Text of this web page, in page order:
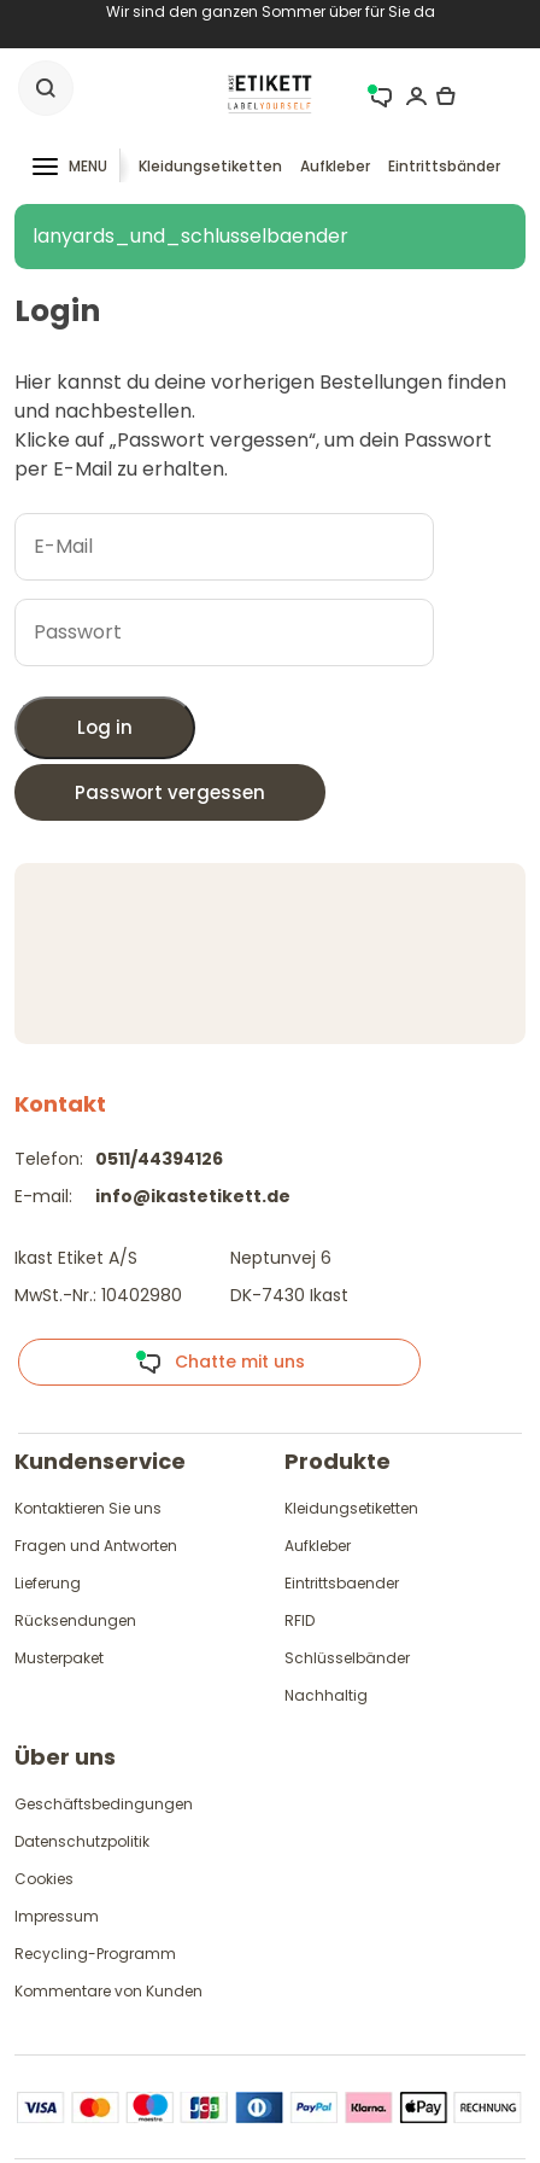
Wir sind den ganzen Sommer über für Sie da
MENU Kleidungsetiketten Aufkleber Eintrittsbänder
lanyards_und_schlusselbaender
Login
Hier kannst du deine vorherigen Bestellungen finden
und nachbestellen.
Klicke auf „Passwort vergessen“, um dein Passwort
per E-Mail zu erhalten.
Log in
Passwort vergessen
Kontakt
Telefon:
E-mail:
0511/44394126
info@ikastetikett.de
Ikast Etiket A/S
MwSt.-Nr.: 10402980
Neptunvej 6
DK-7430 Ikast
Chatte mit uns
Kundenservice
Kontaktieren Sie uns
Fragen und Antworten
Lieferung
Rücksendungen
Musterpaket
Produkte
Kleidungsetiketten
Aufkleber
Eintrittsbaender
RFID
Schlüsselbänder
Nachhaltig
Über uns
Geschäftsbedingungen
Datenschutzpolitik
Cookies
Impressum
Recycling-Programm
Kommentare von Kunden